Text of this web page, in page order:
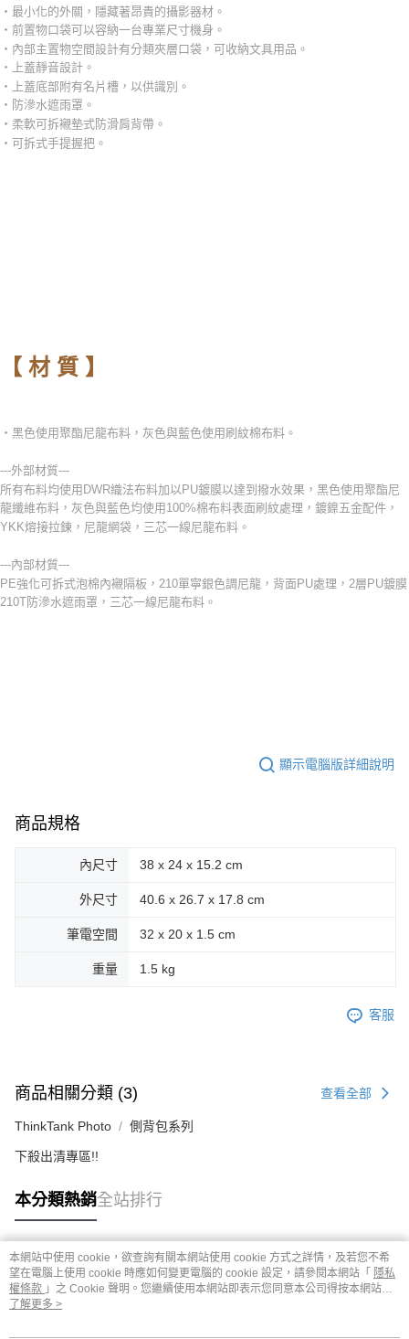
‧最小化的外關，隱藏著昂貴的攝影器材。
‧前置物口袋可以容納一台專業尺寸機身。
‧內部主置物空間設計有分類夾層口袋，可收納文具用品。
‧上蓋靜音設計。
‧上蓋底部附有名片槽，以供識別。
‧防滲水遮雨罩。
‧柔軟可拆襯墊式防滑肩背帶。
‧可拆式手提握把。
【 材 質 】
‧黑色使用聚酯尼龍布料，灰色與藍色使用刷紋棉布料。
---外部材質---
所有布料均使用DWR織法布料加以PU鍍膜以達到撥水效果，黑色使用聚酯尼
龍纖維布料，灰色與藍色均使用100%棉布料表面刷紋處理，鍍鎳五金配件，
YKK熔接拉鍊，尼龍網袋，三芯一線尼龍布料。
---內部材質---
PE強化可拆式泡棉內襯隔板，210單寧銀色調尼龍，背面PU處理，2層PU鍍膜
210T防滲水遮雨罩，三芯一線尼龍布料。
顯示電腦版詳細說明
商品規格
內尺寸 38 x 24 x 15.2 cm
外尺寸 40.6 x 26.7 x 17.8 cm
筆電空間 32 x 20 x 1.5 cm
重量 1.5 kg
客服
商品相關分類 (3) 查看全部
ThinkTank Photo 側背包系列
下殺出清專區!!
本分類熱銷全站排行
熱門標籤
本網站中使用 cookie，欲查詢有關本網站使用 cookie 方式之詳情，及若您不希
望在電腦上使用 cookie 時應如何變更電腦的 cookie 設定，請參閱本網站「 隱私
權條款 」之 Cookie 聲明。您繼續使用本網站即表示您同意本公司得按本網站使
用條款之 Cookie 聲明使用 cookie。
了解更多 >